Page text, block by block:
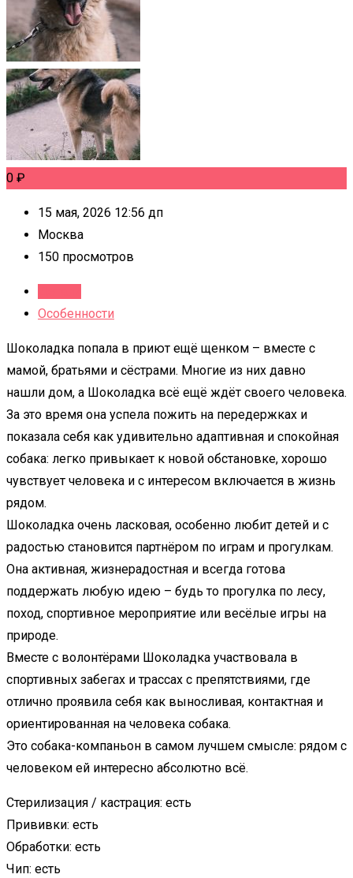
0 ₽
15 мая, 2026 12:56 дп
Москва
150 просмотров
Особенности
Шоколадка попала в приют ещё щенком – вместе с
мамой, братьями и сёстрами. Многие из них давно
нашли дом, а Шоколадка всё ещё ждёт своего человека.
За это время она успела пожить на передержках и
показала себя как удивительно адаптивная и спокойная
собака: легко привыкает к новой обстановке, хорошо
чувствует человека и с интересом включается в жизнь
рядом.
Шоколадка очень ласковая, особенно любит детей и с
радостью становится партнёром по играм и прогулкам.
Она активная, жизнерадостная и всегда готова
поддержать любую идею – будь то прогулка по лесу,
поход, спортивное мероприятие или весёлые игры на
природе.
Вместе с волонтёрами Шоколадка участвовала в
спортивных забегах и трассах с препятствиями, где
отлично проявила себя как выносливая, контактная и
ориентированная на человека собака.
Это собака-компаньон в самом лучшем смысле: рядом с
человеком ей интересно абсолютно всё.
Стерилизация / кастрация: есть
Прививки: есть
Обработки: есть
Чип: есть